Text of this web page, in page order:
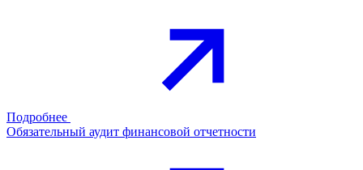
Подробнее
Обязательный аудит финансовой отчетности